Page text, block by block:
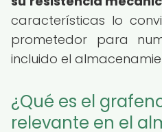
características lo
prometedor para
incluido el
¿Qué es el
relevante en el